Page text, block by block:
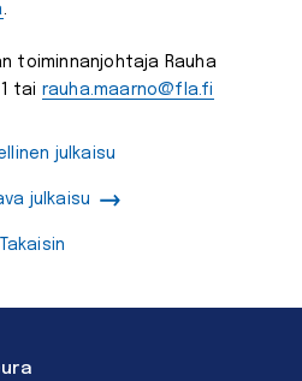
.
toiminnanjohtaja Rauha
tai rauha.maarno@fla.fi
julkaisu
Takaisin
julkaisu